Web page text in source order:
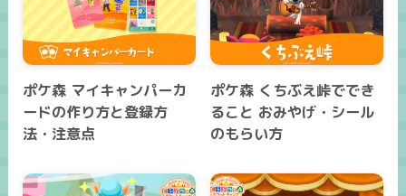
ポケ森 マイキャンパーカ
ードの作り方と登録方
法・注意点
ポケ森 くちぶえ峠ででき
ること おみやげ・シール
のもらい方